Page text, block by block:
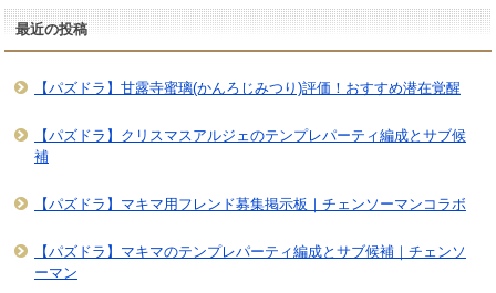
最近の投稿
【パズドラ】甘露寺蜜璃(かんろじみつり)評価！おすすめ潜在覚醒
【パズドラ】クリスマスアルジェのテンプレパーティ編成とサブ候
補
【パズドラ】マキマ用フレンド募集掲示板｜チェンソーマンコラボ
【パズドラ】マキマのテンプレパーティ編成とサブ候補｜チェンソ
ーマン